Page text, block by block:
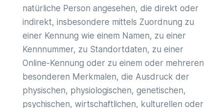
natürliche Person angesehen, die direkt oder
indirekt, insbesondere mittels Zuordnung zu
einer Kennung wie einem Namen, zu einer
Kennnummer, zu Standortdaten, zu einer
Online-Kennung oder zu einem oder mehreren
besonderen Merkmalen, die Ausdruck der
physischen, physiologischen, genetischen,
psychischen, wirtschaftlichen, kulturellen oder